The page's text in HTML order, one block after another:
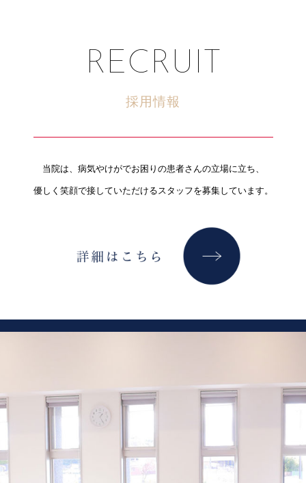
RECRUIT
採用情報
当院は、病気やけがでお困りの患者さんの立場に立ち、
優しく笑顔で接していただけるスタッフを募集しています。